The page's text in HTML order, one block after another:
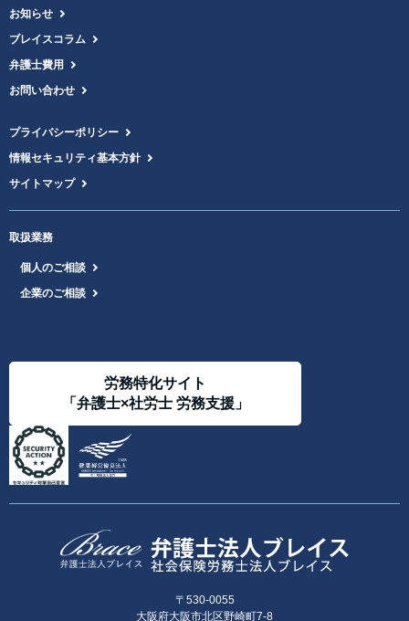
お知らせ
ブレイスコラム
弁護士費用
お問い合わせ
プライバシーポリシー
情報セキュリティ基本方針
サイトマップ
取扱業務
個人のご相談
企業のご相談
労務特化サイト
「弁護士×社労士 労務支援」
〒530-0055
大阪府大阪市北区野崎町7-8